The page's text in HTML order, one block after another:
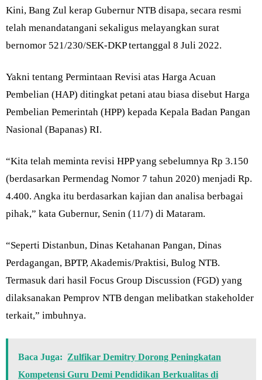
Kini, Bang Zul kerap Gubernur NTB disapa, secara resmi
telah menandatangani sekaligus melayangkan surat
bernomor 521/230/SEK-DKP tertanggal 8 Juli 2022.
Yakni tentang Permintaan Revisi atas Harga Acuan
Pembelian (HAP) ditingkat petani atau biasa disebut Harga
Pembelian Pemerintah (HPP) kepada Kepala Badan Pangan
Nasional (Bapanas) RI.
“Kita telah meminta revisi HPP yang sebelumnya Rp 3.150
(berdasarkan Permendag Nomor 7 tahun 2020) menjadi Rp.
4.400. Angka itu berdasarkan kajian dan analisa berbagai
pihak,” kata Gubernur, Senin (11/7) di Mataram.
“Seperti Distanbun, Dinas Ketahanan Pangan, Dinas
Perdagangan, BPTP, Akademis/Praktisi, Bulog NTB.
Termasuk dari hasil Focus Group Discussion (FGD) yang
dilaksanakan Pemprov NTB dengan melibatkan stakeholder
terkait,” imbuhnya.
Baca Juga: Zulfikar Demitry Dorong Peningkatan
Kompetensi Guru Demi Pendidikan Berkualitas di